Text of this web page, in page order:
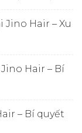
Jino Hair – Xu
Hair – Bí
– Bí quyết